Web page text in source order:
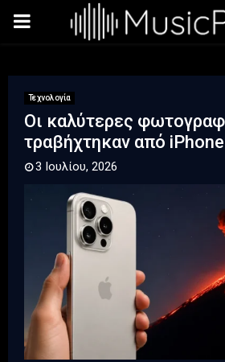
PRIMARY
Τεχνολογία
Οι καλύτερες
τραβήχτηκαν από
3 Ιουλίου, 2026